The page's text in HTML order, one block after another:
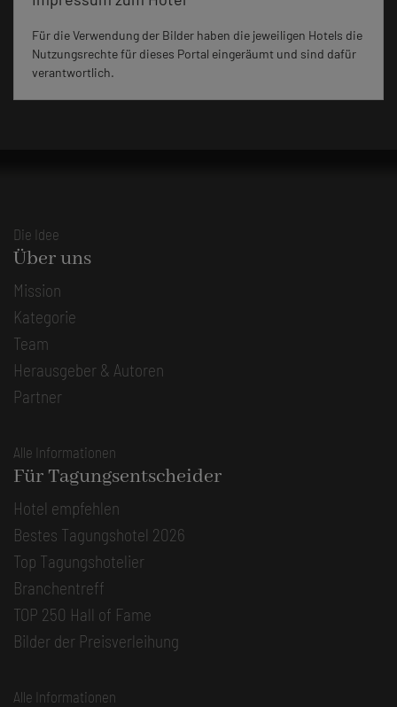
Für die Verwendung der Bilder haben die jeweiligen Hotels die
Nutzungsrechte für dieses Portal eingeräumt und sind dafür
verantwortlich.
Die Idee
Über uns
Mission
Kategorie
Team
Herausgeber & Autoren
Partner
Alle Informationen
Für Tagungsentscheider
Hotel empfehlen
Bestes Tagungshotel 2026
Top Tagungshotelier
Branchentreff
TOP 250 Hall of Fame
Bilder der Preisverleihung
Alle Informationen